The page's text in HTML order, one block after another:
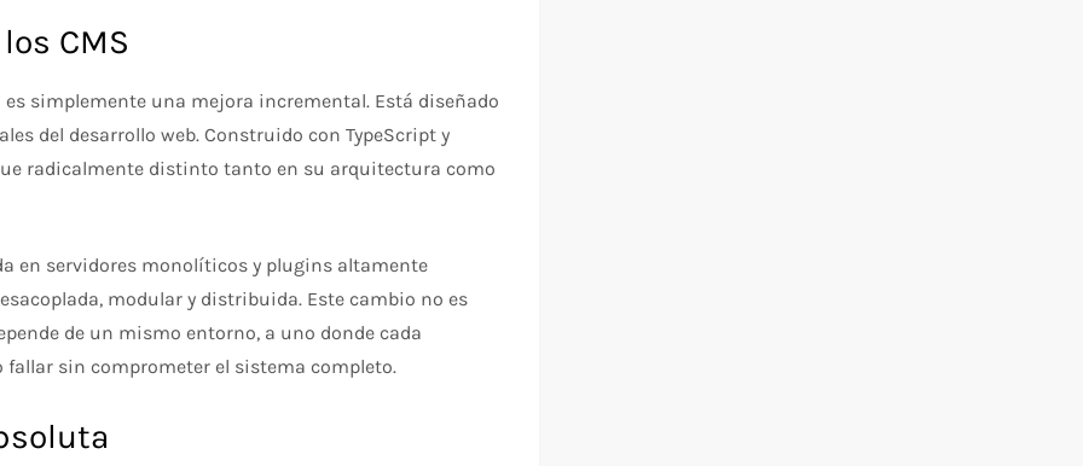
CMS
simplemente una mejora incremental. Está diseñado
del desarrollo web. Construido con TypeScript y
radicalmente distinto tanto en su arquitectura como
en servidores monolíticos y plugins altamente
modular y distribuida. Este cambio no es
de un mismo entorno, a uno donde cada
sin comprometer el sistema completo.